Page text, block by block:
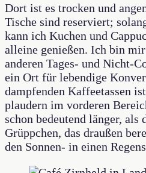
Dort ist es trocken und
Tische sind reserviert;
kann ich Kuchen und
alleine genießen. Ich bin mir
anderen Tages- und Nicht-
ein Ort für lebendige
dampfenden Kaffeetassen
plaudern im vorderen
schon bedeutend länger, als
Grüppchen, das draußen
den Sonnen- in einen